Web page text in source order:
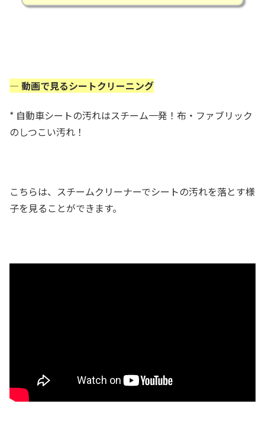
— 動画で見るシートクリーニング
* 自動車シートの汚れはスチーム一発！布・ファブリック
のしつこい汚れ！
こちらは、スチームクリーナーでシートの汚れを落とす様
子を見ることができます。